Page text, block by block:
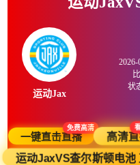
运动Jax
2026-
状
一键直击直播
免费高清
高清
运动JaxVS查尔斯顿电池